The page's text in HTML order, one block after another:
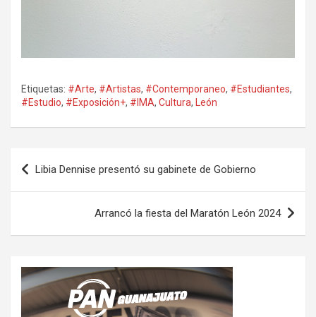
Etiquetas: #Arte, #Artistas, #Contemporaneo, #Estudiantes,
#Estudio, #Exposición+, #IMA, Cultura, León
Navegación
de
Libia Dennise presentó su gabinete de Gobierno
Arrancó la fiesta del Maratón León 2024